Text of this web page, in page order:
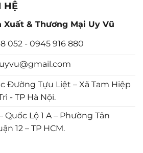
HỆ
Xuất & Thương Mại Uy Vũ
052 - 0945 916 880
Đường Tựu Liệt – Xã Tam Hiệp
- TP Hà Nội.
Quốc Lộ 1 A – Phường Tân
12 – TP HCM.